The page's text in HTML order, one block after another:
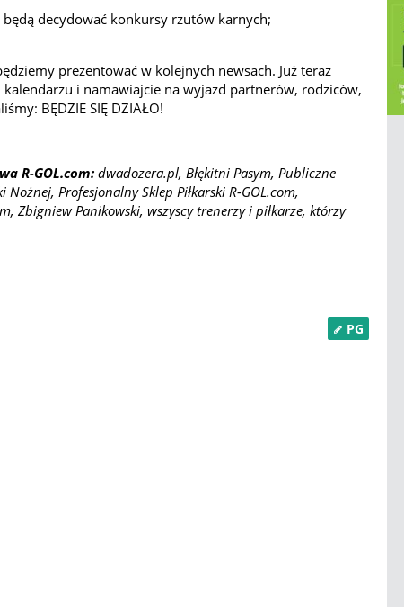
decydować konkursy rzutów karnych;
prezentować w kolejnych newsach. Już teraz
i namawiajcie na wyjazd partnerów, rodziców,
BĘDZIE SIĘ DZIAŁO!
R-GOL.com:dwadozera.pl, Błękitni Pasym, Publiczne
Profesjonalny Sklep Piłkarski R-GOL.com,
Zbigniew Panikowski, wszyscy trenerzy i piłkarze, którzy
PG